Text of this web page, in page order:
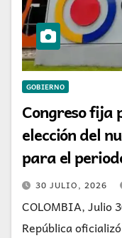
GOBIERNO
Congreso fija
elección del
para el
30 JULIO, 2026
COLOMBIA, Julio
República